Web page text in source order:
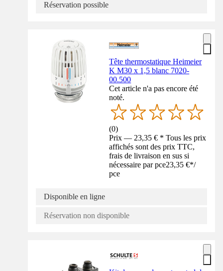
Réservation possible
Tête thermostatique Heimeier
K M30 x 1,5 blanc 7020-
00.500
Cet article n'a pas encore été
noté.
(0)
Prix — 23,35 € * Tous les prix
affichés sont des prix TTC,
frais de livraison en sus si
nécessaire par pce23,35 €*/
pce
Disponible en ligne
Réservation non disponible